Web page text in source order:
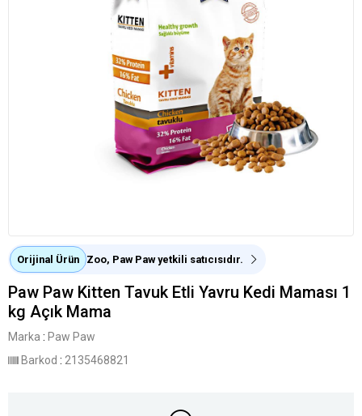
Orijinal Ürün Zoo, Paw Paw yetkili satıcısıdır.
Paw Paw Kitten Tavuk Etli Yavru Kedi Maması 1
kg Açık Mama
Marka : Paw Paw
Barkod : 2135468821